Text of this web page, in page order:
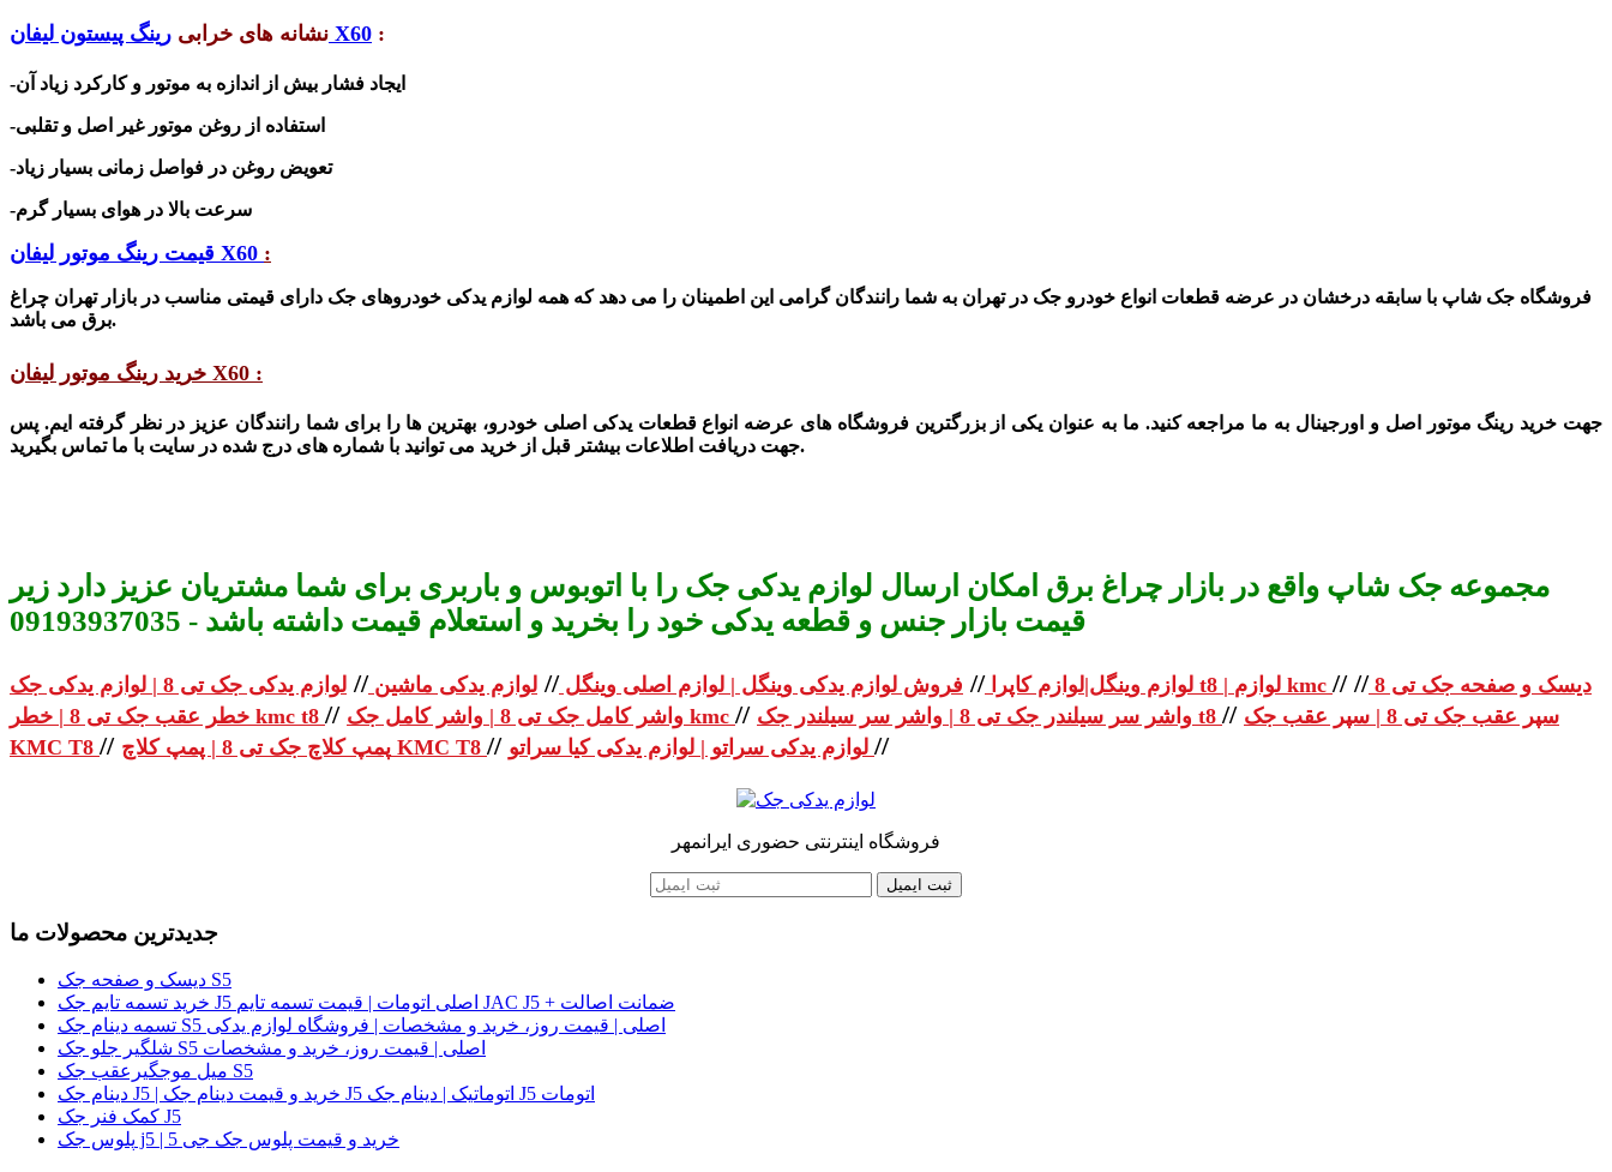
نشانه‌ های خرابی رینگ پیستون لیفان X60 :
-ایجاد فشار بیش از اندازه به موتور و کارکرد زیاد آن
-استفاده از روغن موتور غیر اصل و تقلبی
-تعویض روغن در فواصل زمانی بسیار زیاد
-سرعت بالا در هوای بسیار گرم
قیمت رینگ موتور لیفان X60 :
فروشگاه جک شاپ با سابقه درخشان در عرضه قطعات انواع خودرو جک در تهران به شما رانندگان گرامی این اطمینان را می دهد که همه لوازم یدکی خودروهای جک دارای قیمتی مناسب در بازار تهران چراغ
برق می با شد.
خرید رینگ موتور لیفان X60 :
جهت خرید رینگ موتور اصل و اورجینال به ما مراجعه کنید. ما به عنوان یکی از بزرگترین فروشگاه های عرضه انواع قطعات یدکی اصلی خودرو، بهترین‌ ها را برای شما رانندگان عزیز در نظر گرفته ایم. پس
جهت دریافت اطلاعات بیشتر قبل از خرید می توانید با شماره های درج شده در سایت با ما تماس بگیرید.
مجموعه جک شاپ واقع در بازار چراغ برق امکان ارسال لوازم یدکی جک را با اتوبوس و باربری برای شما مشتریان عزیز دارد زیر
قیمت بازار جنس و قطعه یدکی خود را بخرید و استعلام قیمت داشته باشد - 09193937035
لوازم وینگل|لوازم کاپرا// فروش لوازم یدکی وینگل | لوازم اصلی وینگل// لوازم یدکی ماشین// لوازم یدکی جک تی 8 | لوازم یدکی جک t8 | لوازم kmc // دیسک و صفحه جک تی 8 //
خطر عقب جک تی 8 | خطر kmc t8 // واشر کامل جک تی 8 | واشر کامل جک kmc // واشر سر سیلندر جک تی 8 | واشر سر سیلندر جک t8 // سپر عقب جک تی 8 | سپر عقب جک
KMC T8 // پمپ کلاچ جک تی 8 | پمپ کلاچ KMC T8 // //
فروشگاه اینترنتی حضوری ایرانمهر
ثبت ایمیل
جدیدترین محصولات ما
دیسک و صفحه جک S5
خرید تسمه تایم جک J5 اصلی اتومات | قیمت تسمه تایم JAC J5 + ضمانت اصالت
تسمه دینام جک S5 اصلی | قیمت روز، خرید و مشخصات | فروشگاه لوازم یدکی
شلگیر جلو جک S5 اصلی | قیمت روز، خرید و مشخصات
میل موجگیرعقب جک S5
دینام جک J5 | خرید و قیمت دینام جک J5 اتوماتیک | دینام جک J5 اتومات
کمک فنر جک J5
پلوس جک j5 | خرید و قیمت پلوس جک جی 5